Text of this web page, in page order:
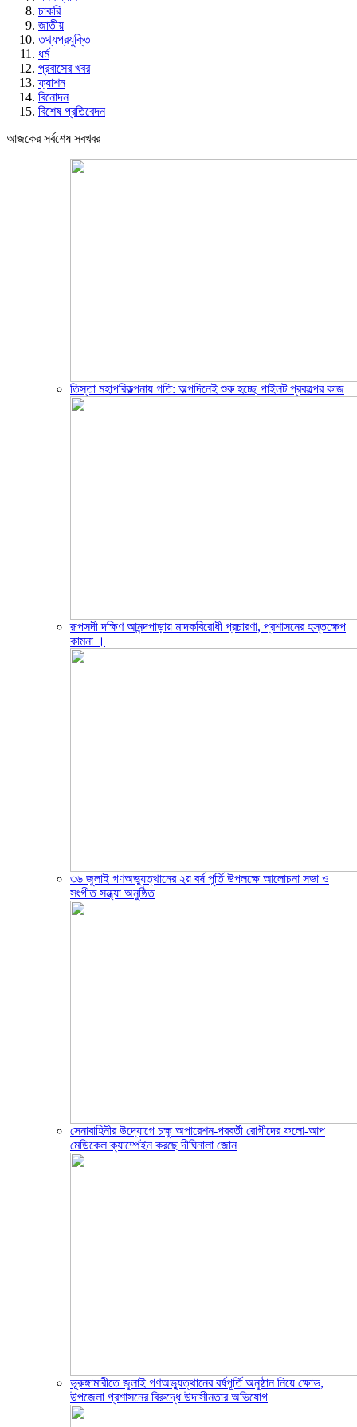
চাকরি
জাতীয়
তথ্যপ্রযুক্তি
ধর্ম
প্রবাসের খবর
ফ্যাশন
বিনোদন
বিশেষ প্রতিবেদন
আজকের সর্বশেষ সবখবর
তিস্তা মহাপরিকল্পনায় গতি: অল্পদিনেই শুরু হচ্ছে পাইলট প্রকল্পের কাজ
রূপসদী দক্ষিণ আনন্দপাড়ায় মাদকবিরোধী প্রচারণা, প্রশাসনের হস্তক্ষেপ
কামনা ‎।
৩৬ জুলাই গণঅভ্যুত্থানের ২য় বর্ষ পূর্তি উপলক্ষে আলোচনা সভা ও
সংগীত সন্ধ্যা অনুষ্ঠিত
সেনাবাহিনীর উদ্যোগে চক্ষু অপারেশন-পরবর্তী রোগীদের ফলো-আপ
মেডিকেল ক্যাম্পেইন করছে দীঘিনালা জোন
ভূরুঙ্গামারীতে জুলাই গণঅভ্যুত্থানের বর্ষপূর্তি অনুষ্ঠান নিয়ে ক্ষোভ,
উপজেলা প্রশাসনের বিরুদ্ধে উদাসীনতার অভিযোগ